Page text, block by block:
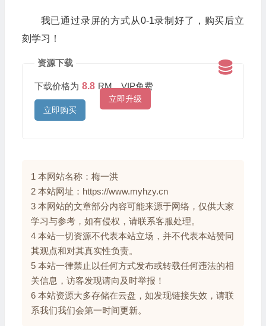
我已通过录屏的方式从0-1录制好了，购买后立
刻学习！
资源下载
下载价格为 8.8 RM，VIP免费
立即升级
立即购买
1 本网站名称：梅一洪
2 本站网址：https://www.myhzy.cn
3 本网站的文章部分内容可能来源于网络，仅供大家
学习与参考，如有侵权，请联系客服处理。
4 本站一切资源不代表本站立场，并不代表本站赞同
其观点和对其真实性负责。
5 本站一律禁止以任何方式发布或转载任何违法的相
关信息，访客发现请向及时举报！
6 本站资源大多存储在云盘，如发现链接失效，请联
系我们我们会第一时间更新。